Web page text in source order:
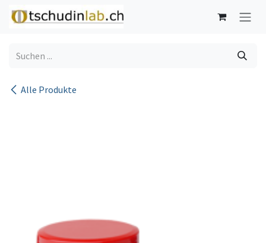
Zum Inhalt springen
Alle Produkte